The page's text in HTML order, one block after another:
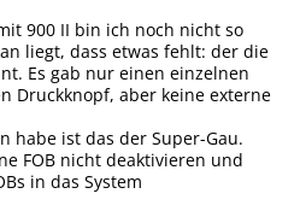
900 II bin ich noch nicht so
liegt, dass etwas fehlt: der die
Es gab nur einen einzelnen
Druckknopf, aber keine externe
habe ist das der Super-Gau.
FOB nicht deaktivieren und
in das System